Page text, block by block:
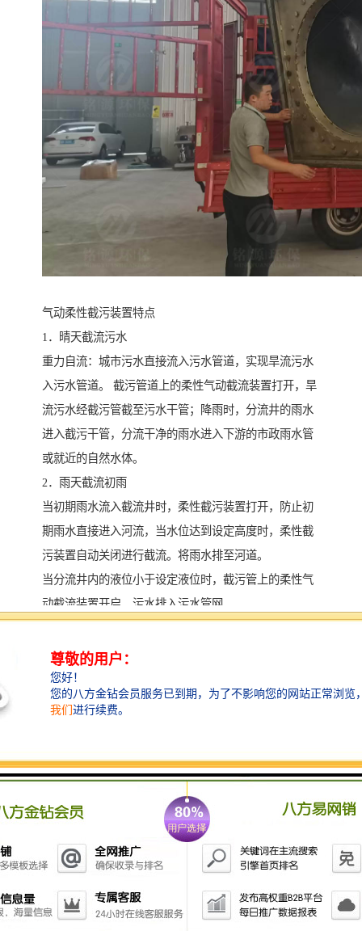
气动柔性截污装置特点
1．晴天截流污水
重力自流：城市污水直接流入污水管道，实现旱流污水
入污水管道。 截污管道上的柔性气动截流装置打开，旱
流污水经截污管截至污水干管；降雨时，分流井的雨水
进入截污干管，分流干净的雨水进入下游的市政雨水管
或就近的自然水体。
2．雨天截流初雨
当初期雨水流入截流井时，柔性截污装置打开，防止初
期雨水直接进入河流，当水位达到设定高度时，柔性截
污装置自动关闭进行截流。将雨水排至河道。
当分流井内的液位小于设定液位时，截污管上的柔性气
动截流装置开启，污水排入污水管网。
统，使柔性截污分流井内既可以实现无人值守，又能实
现远程。